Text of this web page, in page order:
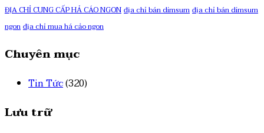
ĐỊA CHỈ CUNG CẤP HẢ CÁO NGONđịa chỉ bán dimsumđịa chỉ bán dimsum
ngonđịa chỉ mua há cảo ngon
Chuyên mục
Tin Tức(320)
Lưu trữ